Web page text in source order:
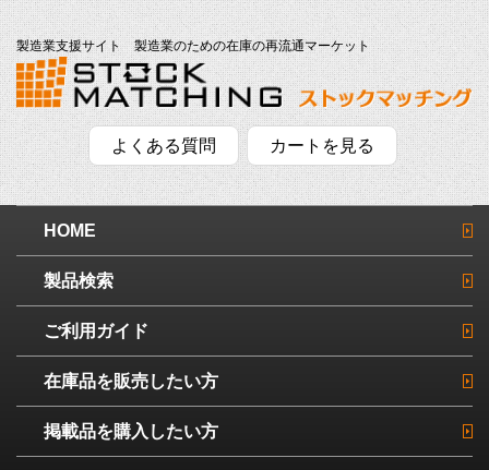
製造業支援サイト 製造業のための在庫の再流通マーケット
よくある質問 カートを見る
HOME
製品検索
ご利用ガイド
在庫品を販売したい方
掲載品を購入したい方